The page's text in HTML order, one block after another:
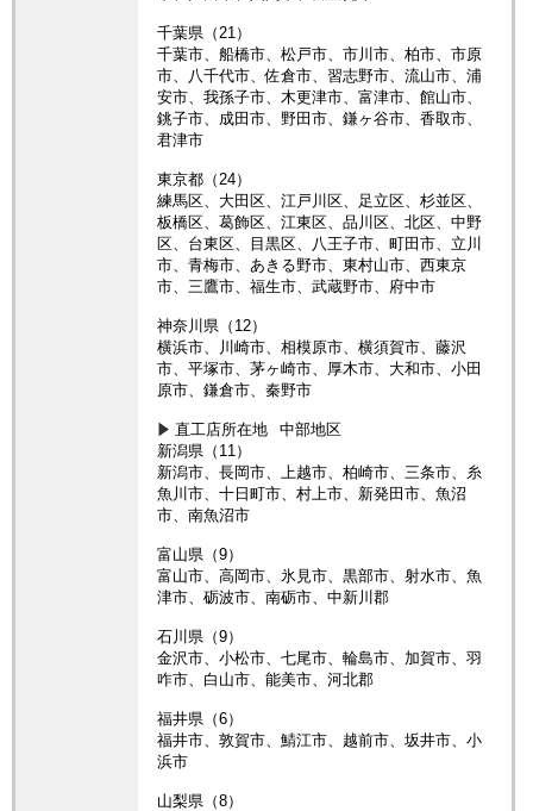
千葉県（21）
千葉市、船橋市、松戸市、市川市、柏市、市原
市、八千代市、佐倉市、習志野市、流山市、浦
安市、我孫子市、木更津市、富津市、館山市、
銚子市、成田市、野田市、鎌ヶ谷市、香取市、
君津市
東京都（24）
練馬区、大田区、江戸川区、足立区、杉並区、
板橋区、葛飾区、江東区、品川区、北区、中野
区、台東区、目黒区、八王子市、町田市、立川
市、青梅市、あきる野市、東村山市、西東京
市、三鷹市、福生市、武蔵野市、府中市
神奈川県（12）
横浜市、川崎市、相模原市、横須賀市、藤沢
市、平塚市、茅ヶ崎市、厚木市、大和市、小田
原市、鎌倉市、秦野市
直工店所在地
中部地区
新潟県（11）
新潟市、長岡市、上越市、柏崎市、三条市、糸
魚川市、十日町市、村上市、新発田市、魚沼
市、南魚沼市
富山県（9）
富山市、高岡市、氷見市、黒部市、射水市、魚
津市、砺波市、南砺市、中新川郡
石川県（9）
金沢市、小松市、七尾市、輪島市、加賀市、羽
咋市、白山市、能美市、河北郡
福井県（6）
福井市、敦賀市、鯖江市、越前市、坂井市、小
浜市
山梨県（8）